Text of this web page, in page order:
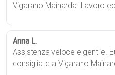
Vigarano Mainarda. Lavoro
Anna L.
Assistenza veloce e gentile.
consigliato a Vigarano